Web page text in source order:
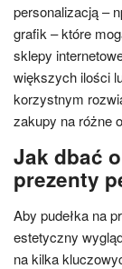
personalizacją –
grafik – które
sklepy
większych ilości
korzystnym
zakupy na różne
Jak dbać
prezenty
Aby pudełka na
estetyczny
na kilka